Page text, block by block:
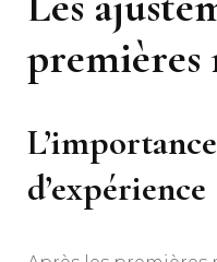
premières
d’expérience